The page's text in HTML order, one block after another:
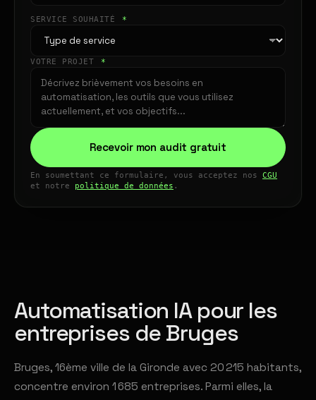
SERVICE SOUHAITÉ *
VOTRE PROJET *
Recevoir mon audit gratuit
En soumettant ce formulaire, vous acceptez nos CGU
et notre politique de données .
Automatisation IA pour les
entreprises de Bruges
Bruges, 16ème ville de la Gironde avec 20 215 habitants,
concentre environ 1 685 entreprises. Parmi elles, la